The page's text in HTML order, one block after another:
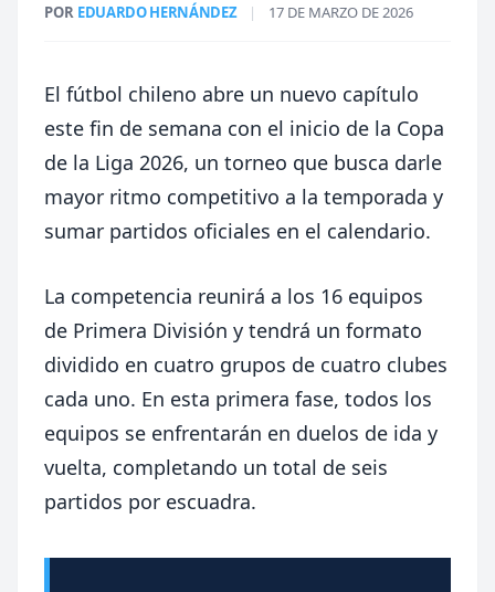
POR EDUARDO HERNÁNDEZ | 17 DE MARZO DE 2026
El fútbol chileno abre un nuevo capítulo
este fin de semana con el inicio de la Copa
de la Liga 2026, un torneo que busca darle
mayor ritmo competitivo a la temporada y
sumar partidos oficiales en el calendario.
La competencia reunirá a los 16 equipos
de Primera División y tendrá un formato
dividido en cuatro grupos de cuatro clubes
cada uno. En esta primera fase, todos los
equipos se enfrentarán en duelos de ida y
vuelta, completando un total de seis
partidos por escuadra.